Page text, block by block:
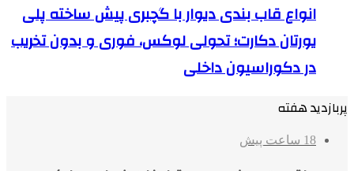
انواع قاب بندی دیوار با گچبری پیش ساخته پلی
یورتان دکارت؛ تحولی لوکس، فوری و بدون تخریب
در دکوراسیون داخلی
پربازدید هفته
18 ساعت پیش